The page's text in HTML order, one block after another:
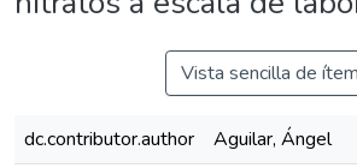
Vista sencilla de ítem
dc.contributor.author
Aguilar, Ángel